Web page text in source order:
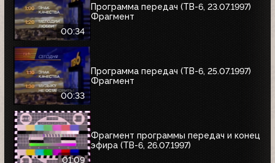
00:34
Программа передач (ТВ-6, 23.07.1997)
Фрагмент
00:33
Программа передач (ТВ-6, 25.07.1997)
Фрагмент
01:09
Фрагмент программы передач и конец
эфира (ТВ-6, 26.07.1997)